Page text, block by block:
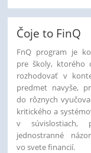
Čoje to FinQ
FnQ program je
pre školy, ktorého
rozhodovať v
predmet navyše,
do rôznych
kritického a
v súvislostiach,
jednostranné
vo svete financií.